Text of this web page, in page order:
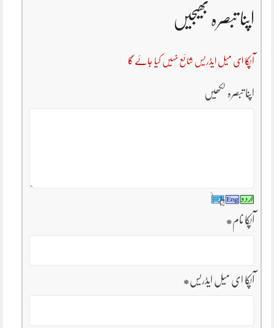
اپنا تبصرہ بھیجیں
آپکا ای میل ایڈریس شائع نہیں کیا جائے گا
اپنا تبصرہ لکھیں
آپکا نام*
آپکا ای میل ایڈریس*